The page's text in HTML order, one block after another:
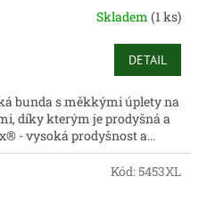
Skladem (1 ks)
DETAIL
bunda s měkkými úplety na
díky kterým je prodyšná a
- vysoká prodyšnost a...
Kód:5453XL